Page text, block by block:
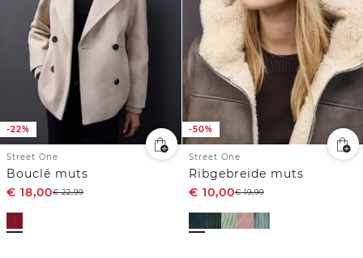
-22%
Street One
Bouclé muts
€ 18,00€22,99
-50%
Street One
Ribgebreide muts
€ 10,00€19,99